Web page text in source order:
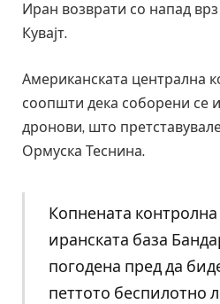
Иран возврати со напад
Кувајт.
Американската централна
соопшти дека соборени се
дронови, што
Ормуска Теснина.
Копнената
иранската база
погодена пред да
петтото беспилотно